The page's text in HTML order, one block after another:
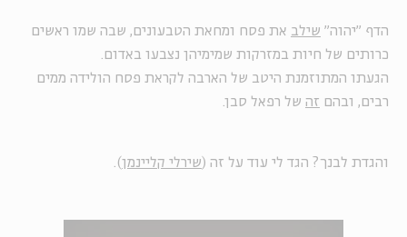
הדף "יהוה" שילב את פסח ומחאת הטבעונים, שבה שמו ראשים
כרותים של חיות במזרקות שמימיהן נצבעו באדום.
הגעתו המתוזמנת היטב של הארבה לקראת פסח הולידה ממים
רבים, ובהם זה של רפאל סבן.
והגדת לבנך? הגד לי עוד על זה (שירלי קליינמן).